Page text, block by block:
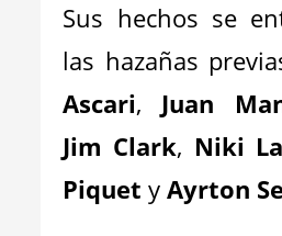
Sus hechos se
las hazañas
Ascari, Juan
Jim Clark, Niki
Piquet yAyrton